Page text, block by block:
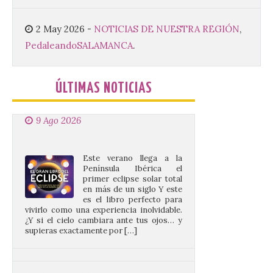
2 May 2026 - NOTICIAS DE NUESTRA REGIÓN,
PedaleandoSALAMANCA.
ÚLTIMAS NOTICIAS
Fest Summer […]
9 Ago 2026
en más de un siglo Y este
es el libro perfecto para
vivirlo como una experiencia inolvidable.
¿Y si el cielo cambiara ante tus ojos… y
supieras exactamente por […]